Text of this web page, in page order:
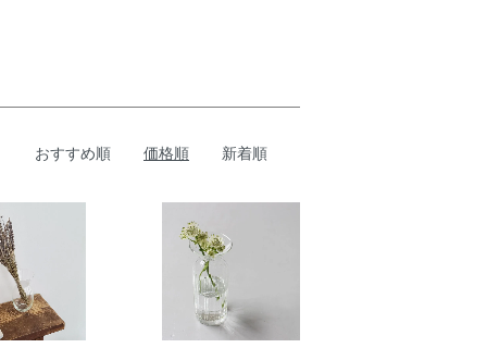
おすすめ順 価格順 新着順